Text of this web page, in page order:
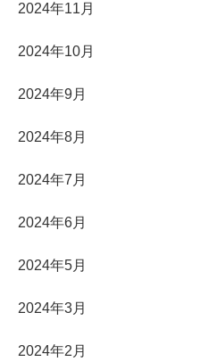
2024年11月
2024年10月
2024年9月
2024年8月
2024年7月
2024年6月
2024年5月
2024年3月
2024年2月